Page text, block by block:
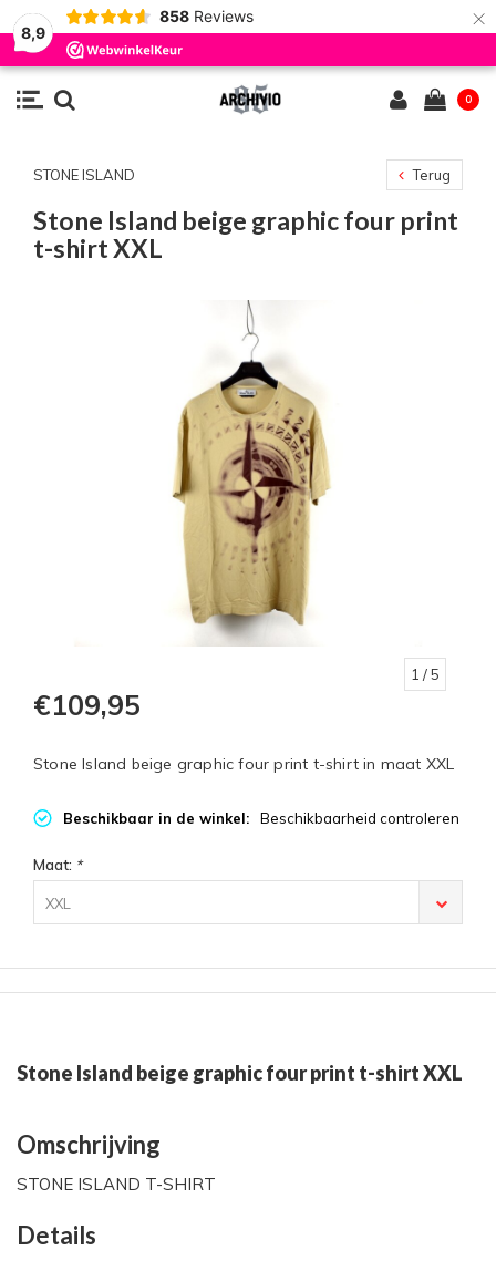
8,9
858 Reviews ×
0
STONE ISLAND Terug
Stone Island beige graphic four print
t-shirt XXL
1/ 5
€109,95
Stone Island beige graphic four print t-shirt in maat XXL
Beschikbaar in de winkel: Beschikbaarheid controleren
Maat: *
XXL
Stone Island beige graphic four print t-shirt XXL
Omschrijving
STONE ISLAND T-SHIRT
Details